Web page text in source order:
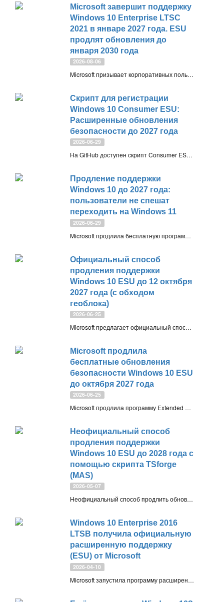
Microsoft завершит поддержку
Windows 10 Enterprise LTSC
2021 в январе 2027 года. ESU
продлят обновления до
января 2030 года
2026-08-06
Microsoft призывает корпоративных пользователей перейти с Windows 10 Enterprise LTSC 2021 на Windows 11 Enterprise LTSC 2024 до завершения поддержки в январе 2027 года
Скрипт для регистрации
Windows 10 Consumer ESU:
Расширенные обновления
безопасности до 2027 года
2026-06-29
На GitHub доступен скрипт Consumer ESU Enrollment, который упрощает регистрацию в программе расширенных обновлений безопасности (ESU) для Windows 10. Он работает как с учётной записью Microsoft, так и без неё, позволяя пользователям продлить получение критических патчей до октября 2027 года
Продление поддержки
Windows 10 до 2027 года:
пользователи не спешат
переходить на Windows 11
2026-06-29
Microsoft продлила бесплатную программу ESU для Windows 10 до октября 2027 года, сохранив доступ к обновлениям безопасности. Пользователи и эксперты считают это признанием затянувшегося перехода на Windows 11, а часть сообщества ожидает дальнейшего продления поддержки
Официальный способ
продления поддержки
Windows 10 ESU до 12 октября
2027 года (с обходом
геоблока)
2026-06-25
Microsoft предлагает официальный способ продлить поддержку Windows 10 ещё на год — до 12 октября 2027 года через программу расширенных обновлений безопасности (ESU). В статье показано, как зарегистрироваться в программе и обойти геоблокировку для России, Беларуси и других стран, где прямая регистрация недоступна
Microsoft продлила
бесплатные обновления
безопасности Windows 10 ESU
до октября 2027 года
2026-06-25
Microsoft продлила программу Extended Security Updates (ESU) для домашних пользователей Windows 10 ещё на год. Теперь зарегистрированные устройства смогут получать ежемесячные обновления безопасности до 12 октября 2027 года, а присоединиться к программе можно вплоть до этой даты
Неофициальный способ
продления поддержки
Windows 10 ESU до 2028 года с
помощью скрипта TSforge
(MAS)
2026-05-07
Неофициальный способ продлить обновления безопасность Windows 10 (ESU) до октября 2028 года: скрипт TSforge из набора MAS активирует ESU без учётной записи Microsoft и региональных ограничений
Windows 10 Enterprise 2016
LTSB получила официальную
расширенную поддержку
(ESU) от Microsoft
2026-04-10
Microsoft запустила программу расширенных обновлений безопасности (ESU) для Windows 10 Enterprise 2016 LTSB (версия 1607), которая была выпущена в августе 2016 года, почти 10 лет назад